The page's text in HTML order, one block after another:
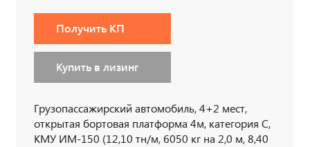
Получить КП
Купить в лизинг
Грузопассажирский автомобиль, 4+2 мест,
открытая бортовая платформа 4м, категория С,
КМУ ИМ-150 (12,10 тн/м, 6050 кг на 2,0 м, 8,40